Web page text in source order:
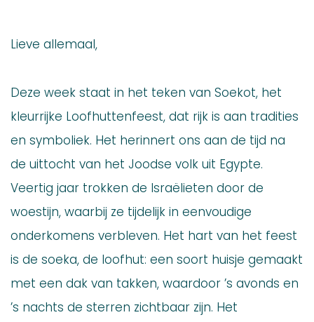
Lieve allemaal,
Deze week staat in het teken van Soekot, het
kleurrijke Loofhuttenfeest, dat rijk is aan tradities
en symboliek. Het herinnert ons aan de tijd na
de uittocht van het Joodse volk uit Egypte.
Veertig jaar trokken de Israëlieten door de
woestijn, waarbij ze tijdelijk in eenvoudige
onderkomens verbleven. Het hart van het feest
is de soeka, de loofhut: een soort huisje gemaakt
met een dak van takken, waardoor ’s avonds en
’s nachts de sterren zichtbaar zijn. Het